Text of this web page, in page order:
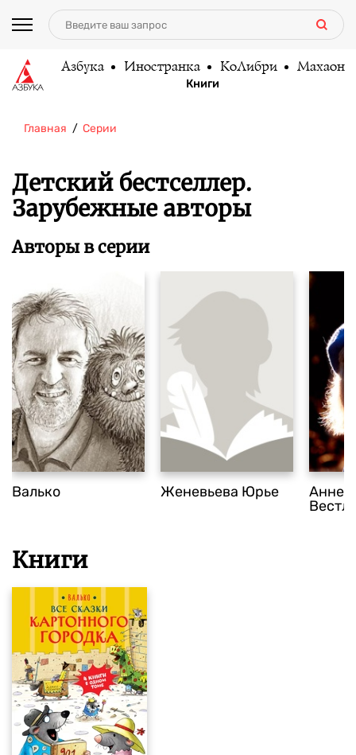
Азбука Иностранка КоЛибри Махаон
Книги
Главная Серии
Детский бестселлер.
Зарубежные авторы
Авторы в серии
Валько Женевьева Юрье
Анне-
Книги